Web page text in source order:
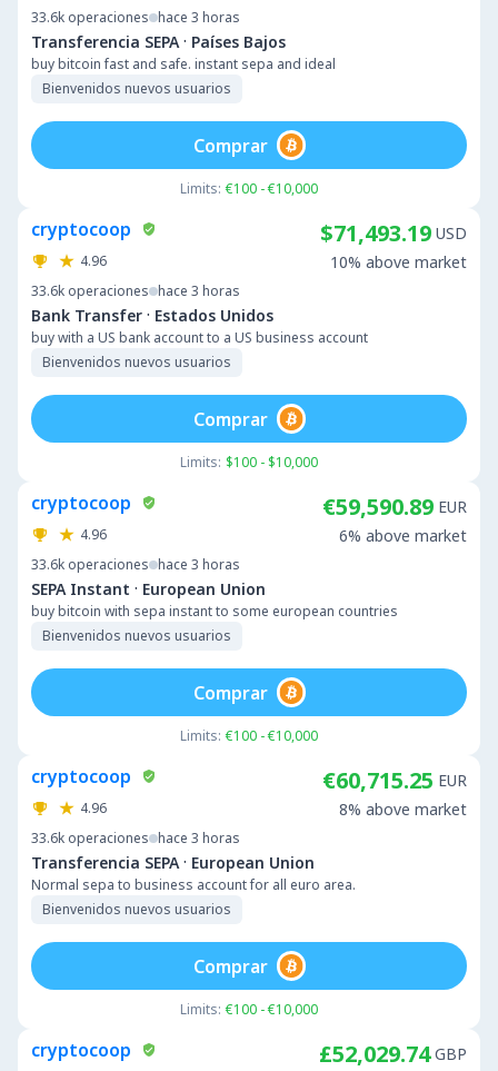
33.6k operaciones hace 3 horas
Transferencia SEPA · Países Bajos
buy bitcoin fast and safe. instant sepa and ideal
Bienvenidos nuevos usuarios
Limits: €100 - €10,000
Comprar
cryptocoop
4.96
33.6k operaciones hace 3 horas
Bank Transfer · Estados Unidos
buy with a US bank account to a US business account
Bienvenidos nuevos usuarios
$71,493.19 USD
10% above market
Limits: $100 - $10,000
Comprar
cryptocoop
4.96
33.6k operaciones hace 3 horas
SEPA Instant · European Union
buy bitcoin with sepa instant to some european countries
Bienvenidos nuevos usuarios
€59,590.89 EUR
6% above market
Limits: €100 - €10,000
Comprar
cryptocoop
4.96
33.6k operaciones hace 3 horas
Transferencia SEPA · European Union
Normal sepa to business account for all euro area.
Bienvenidos nuevos usuarios
€60,715.25 EUR
8% above market
Limits: €100 - €10,000
Comprar
cryptocoop £52,029.74 GBP